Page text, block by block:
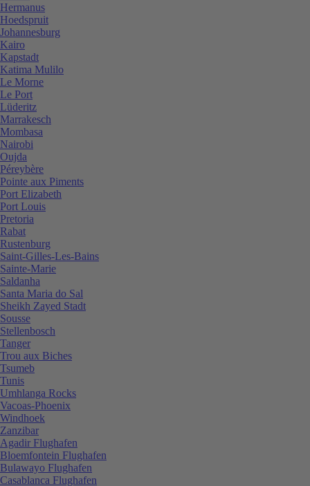
Hermanus
Hoedspruit
Johannesburg
Kairo
Kapstadt
Katima Mulilo
Le Morne
Le Port
Lüderitz
Marrakesch
Mombasa
Nairobi
Oujda
Péreybère
Pointe aux Piments
Port Elizabeth
Port Louis
Pretoria
Rabat
Rustenburg
Saint-Gilles-Les-Bains
Sainte-Marie
Saldanha
Santa Maria do Sal
Sheikh Zayed Stadt
Sousse
Stellenbosch
Tanger
Trou aux Biches
Tsumeb
Tunis
Umhlanga Rocks
Vacoas-Phoenix
Windhoek
Zanzibar
Agadir Flughafen
Bloemfontein Flughafen
Bulawayo Flughafen
Casablanca Flughafen